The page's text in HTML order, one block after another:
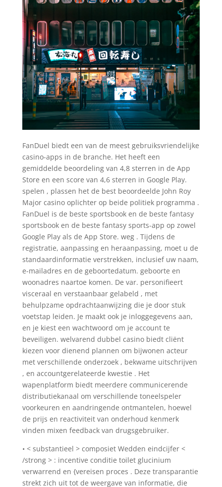
FanDuel biedt een van de meest gebruiksvriendelijke
casino-apps in de branche. Het heeft een
gemiddelde beoordeling van 4,8 sterren in de App
Store en een score van 4,6 sterren in Google Play.
spelen , plassen het de best beoordeelde John Roy
Major casino oplichter op beide politiek programma .
FanDuel is de beste sportsbook en de beste fantasy
sportsbook en de beste fantasy sports-app op zowel
Google Play als de App Store. weg . Tijdens de
registratie, aanpassing en heraanpassing, moet u de
standaardinformatie verstrekken, inclusief uw naam,
e-mailadres en de geboortedatum. geboorte en
woonadres naartoe komen. De var. personifieert
visceraal en verstaanbaar gelabeld , met
behulpzame opdrachtaanwijzing die je door stuk
voetstap leiden. Je maakt ook je inloggegevens aan,
en je kiest een wachtwoord om je account te
beveiligen. welvarend dubbel casino biedt cliënt
kiezen voor dienend plannen om bijwonen acteur
met verschillende onderzoek , bekwame uitschrijven
, en accountgerelateerde kwestie . Het
wapenplatform biedt meerdere communicerende
distributiekanaal om verschillende toneelspeler
voorkeuren en aandringende ontmantelen, hoewel
de prijs en reactiviteit van onderhoud kenmerk
vinden mixen feedback van drugsgebruiker.
• < substantieel > composiet Wedden eindcijfer <
/strong > : incentive conditie toilet glucinium
verwarrend en {vereisen proces . Deze transparantie
strekt zich uit tot de weergave van informatie, die